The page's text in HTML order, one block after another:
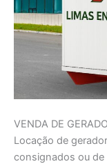
VENDA DE
Locação de
consignados ou